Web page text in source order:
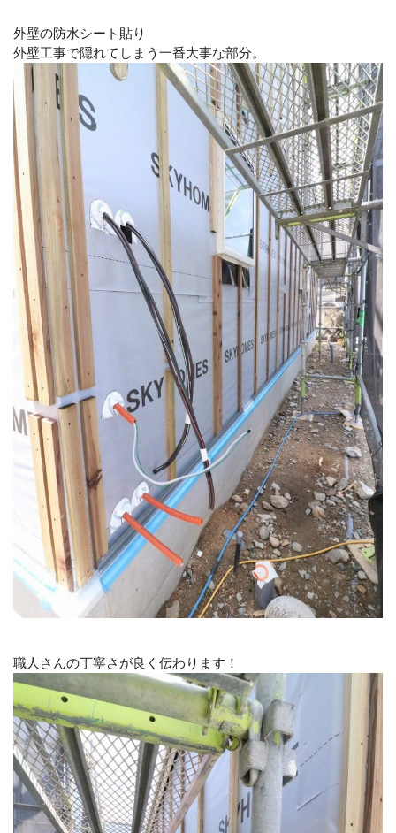
外壁の防水シート貼り
外壁工事で隠れてしまう一番大事な部分。
職人さんの丁寧さが良く伝わります！